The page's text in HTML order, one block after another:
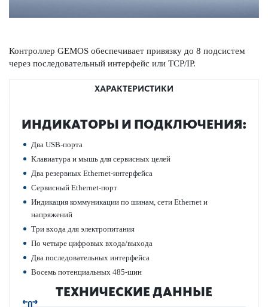
Контроллер GEMOS обеспечивает привязку до 8 подсистем
через пос­л­едо­вательный интерфейс или TCP/IP.
ХАРАКТЕРИСТИКИ
ИНДИ­К­АТОРЫ И ПОД­КЛЮЧЕНИЯ:
Два USB-порта
Клав­иа­тура и мышь для серв­исных целей
Два рез­ервных Ethernet-интерфейса
Серв­исный Ethernet-порт
Индик­ация коммуник­ации по шинам, сети Ethernet и
напряжений
Три входа для электропитания
По четыре цифр­овых входа/выхода
Два пос­л­едо­вательных интерфейса
Восемь потенциальных 485-шин
ТЕХНИЧЕСКИЕ ДАННЫЕ